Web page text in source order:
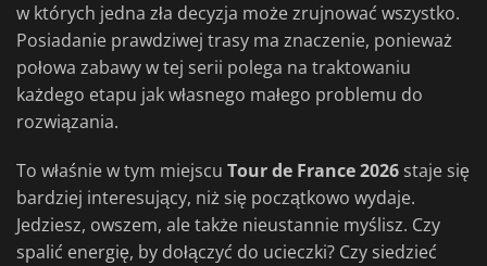
w których jedna zła decyzja może zrujnować wszystko.
Posiadanie prawdziwej trasy ma znaczenie, ponieważ
połowa zabawy w tej serii polega na traktowaniu
każdego etapu jak własnego małego problemu do
rozwiązania.
To właśnie w tym miejscu Tour de France 2026 staje się
bardziej interesujący, niż się początkowo wydaje.
Jedziesz, owszem, ale także nieustannie myślisz. Czy
spalić energię, by dołączyć do ucieczki? Czy siedzieć